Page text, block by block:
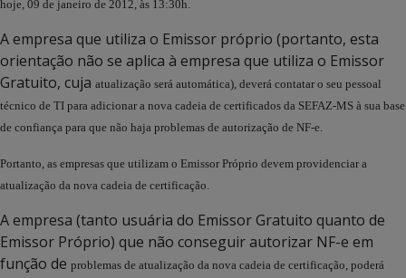
hoje, 09 de janeiro de 2012, às 13:30h.
A empresa que utiliza o Emissor próprio (portanto, esta
orientação não se aplica à empresa que utiliza o Emissor
Gratuito, cuja atualização será automática), deverá contatar o seu pessoal
técnico de TI para adicionar a nova cadeia de certificados da SEFAZ-MS à sua base
de confiança para que não haja problemas de autorização de NF-e.
Portanto, as empresas que utilizam o Emissor Próprio devem providenciar a
atualização da nova cadeia de certificação.
A empresa (tanto usuária do Emissor Gratuito quanto de
Emissor Próprio) que não conseguir autorizar NF-e em
função de problemas de atualização da nova cadeia de certificação, poderá